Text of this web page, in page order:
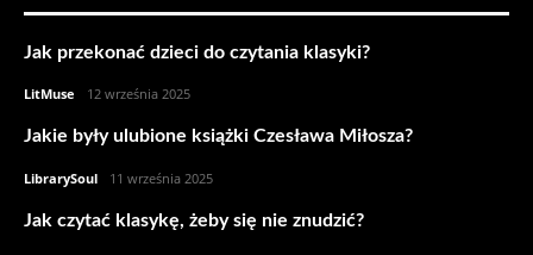
Jak przekonać dzieci do czytania klasyki?
LitMuse 12 września 2025
Jakie były ulubione książki Czesława Miłosza?
LibrarySoul 11 września 2025
Jak czytać klasykę, żeby się nie znudzić?